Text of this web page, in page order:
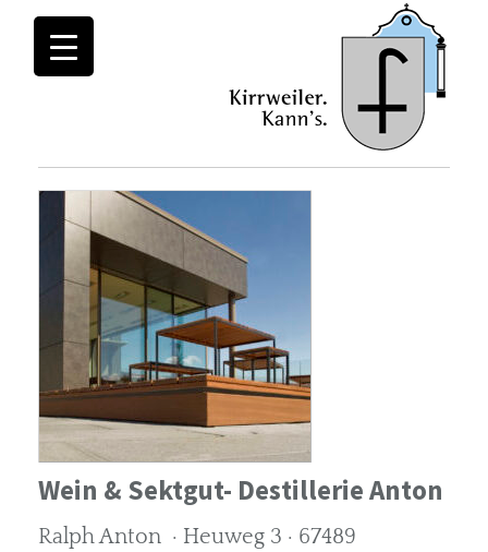
Wein & Sektgut- Destillerie Anton
Ralph Anton · Heuweg 3 · 67489